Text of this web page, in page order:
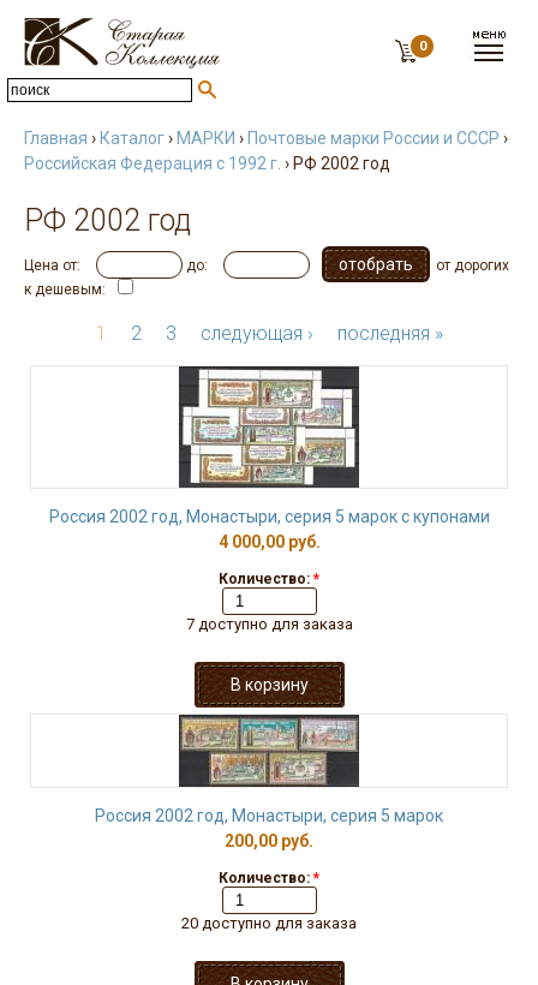
0
Главная › Каталог› МАРКИ › Почтовые марки России и СССР ›
Российская Федерация с 1992 г. › РФ 2002 год
РФ 2002 год
Цена от: до:
от дорогих
к дешевым:
1 2 3 следующая › последняя »
Россия 2002 год, Монастыри, серия 5 марок с купонами
4 000,00 руб.
Количество: *
7 доступно для заказа
Россия 2002 год, Монастыри, серия 5 марок
200,00 руб.
Количество: *
20 доступно для заказа